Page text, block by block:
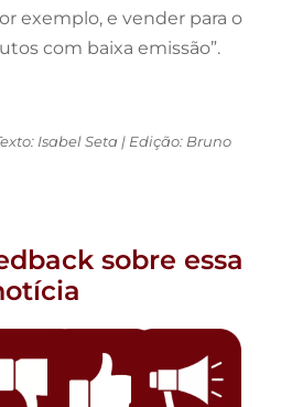
exemplo, e vender para o
com baixa emissão”.
Isabel Seta | Edição: Bruno
sobre essa